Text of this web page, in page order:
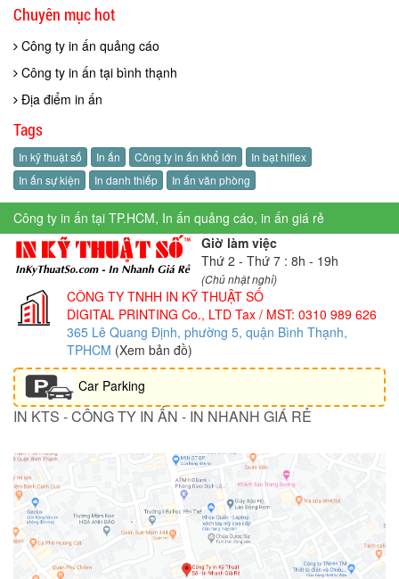
Chuyên mục hot
Công ty in ấn quảng cáo
Công ty in ấn tại bình thạnh
Địa điểm in ấn
Tags
In kỹ thuật số In ấn Công ty in ấn khổ lớn
In bạt hiflex
In ấn sự kiện
In danh thiếp In ấn văn phòng
Công ty in ấn tại TP.HCM, In ấn quảng cáo, in ấn giá rẻ
Giờ làm việc
Thứ 2 - Thứ 7 : 8h - 19h
(Chủ nhật nghỉ)
CÔNG TY TNHH IN KỸ THUẬT SỐ
DIGITAL PRINTING Co., LTD Tax / MST: 0310 989 626
365 Lê Quang Định, phường 5, quận Bình Thạnh,
TPHCM (Xem bản đồ)
Car Parking
IN KTS - CÔNG TY IN ẤN - IN NHANH GIÁ RẺ